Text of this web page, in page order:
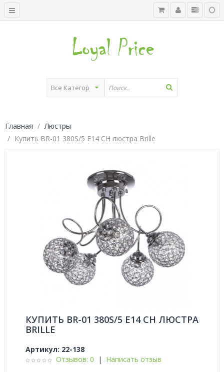
Главная
Люстры
Купить BR-01 380S/5 E14 CH люстра Brille
КУПИТЬ BR-01 380S/5 E14 CH ЛЮСТРА
BRILLE
Артикул: 22-138
Отзывов: 0 | Написать отзыв